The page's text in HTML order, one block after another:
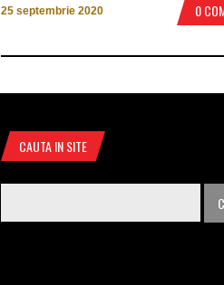
25 septembrie 2020 0
CAUTA IN SITE